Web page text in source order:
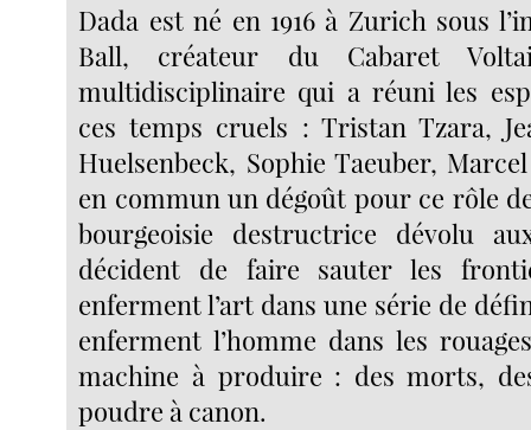
Dada est né en 1916 à Zurich sous
Ball, créateur du Cabaret
multidisciplinaire qui a réuni les
ces temps cruels : Tristan Tzara,
Huelsenbeck, Sophie Taeuber,
en commun un dégoût pour ce rôle
bourgeoisie destructrice dévolu
décident de faire sauter les
enferment l’art dans une série de
enferment l’homme dans les
machine à produire : des morts,
poudre à canon.